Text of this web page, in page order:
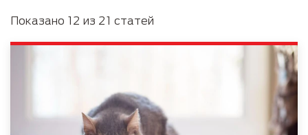
Показано 12 из 21 статей